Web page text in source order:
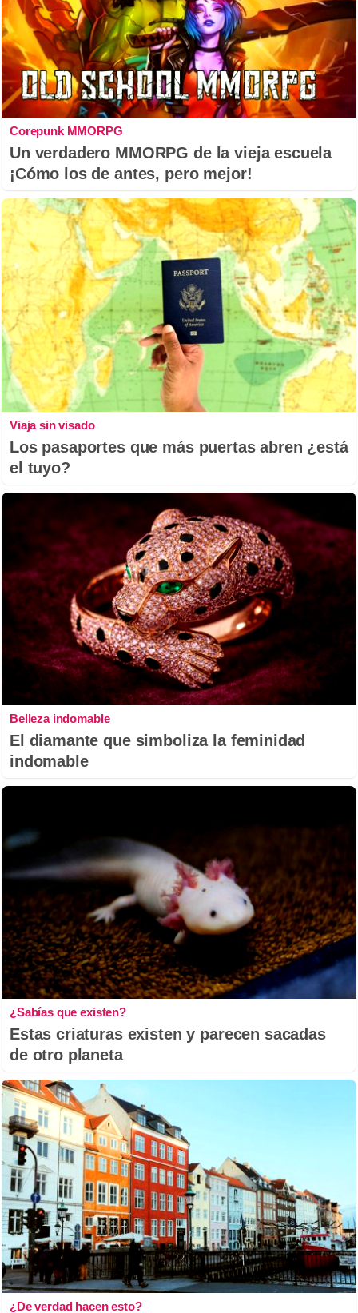
Corepunk MMORPG
Un verdadero MMORPG de la vieja escuela
¡Cómo los de antes, pero mejor!
Viaja sin visado
Los pasaportes que más puertas abren ¿está
el tuyo?
Belleza indomable
El diamante que simboliza la feminidad
indomable
¿Sabías que existen?
Estas criaturas existen y parecen sacadas
de otro planeta
¿De verdad hacen esto?